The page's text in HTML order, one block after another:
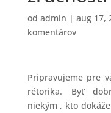
od admin | aug 17,
komentárov
Pripravujeme pre
rétorika. Byť
niekým , kto